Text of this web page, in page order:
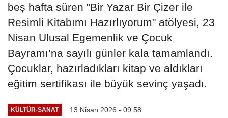
beş hafta süren "Bir Yazar Bir Çizer ile
Resimli Kitabımı Hazırlıyorum" atölyesi, 23
Nisan Ulusal Egemenlik ve Çocuk
Bayramı’na sayılı günler kala tamamlandı.
Çocuklar, hazırladıkları kitap ve aldıkları
eğitim sertifikası ile büyük sevinç yaşadı.
KÜLTÜR-SANAT 13 Nisan 2026 - 09:58